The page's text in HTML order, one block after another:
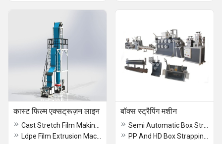
कास्ट फिल्म एक्सट्रूज़न लाइन बॉक्स स्ट्रैपिंग मशीन